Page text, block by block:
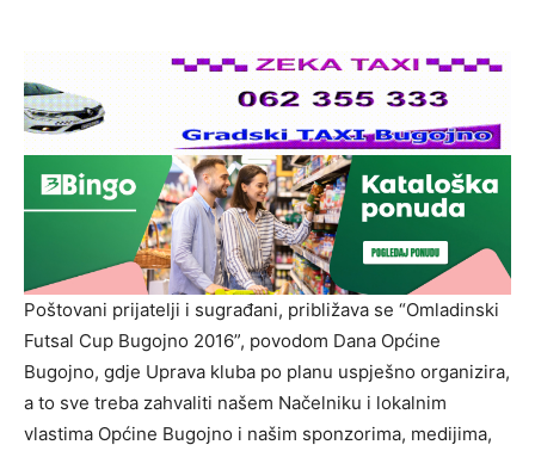
Poštovani prijatelji i sugrađani, približava se “Omladinski
Futsal Cup Bugojno 2016”, povodom Dana Općine
Bugojno, gdje Uprava kluba po planu uspješno organizira,
a to sve treba zahvaliti našem Načelniku i lokalnim
vlastima Općine Bugojno i našim sponzorima, medijima,